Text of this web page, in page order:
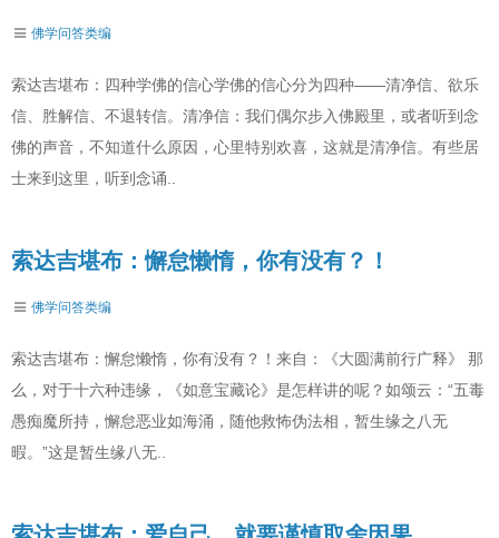
佛学问答类编
索达吉堪布：四种学佛的信心学佛的信心分为四种——清净信、欲乐
信、胜解信、不退转信。清净信：我们偶尔步入佛殿里，或者听到念
佛的声音，不知道什么原因，心里特别欢喜，这就是清净信。有些居
士来到这里，听到念诵..
索达吉堪布：懈怠懒惰，你有没有？！
佛学问答类编
索达吉堪布：懈怠懒惰，你有没有？！来自：《大圆满前行广释》 那
么，对于十六种违缘，《如意宝藏论》是怎样讲的呢？如颂云：“五毒
愚痴魔所持，懈怠恶业如海涌，随他救怖伪法相，暂生缘之八无
暇。”这是暂生缘八无..